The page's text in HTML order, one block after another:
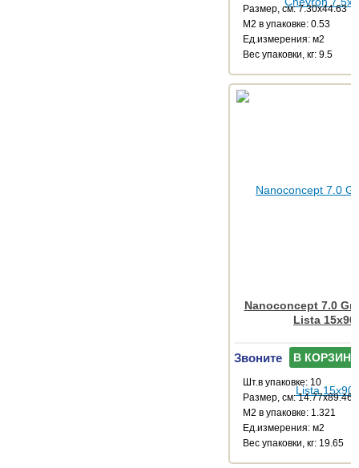
Размер, см: 7.30x44.63
М2 в упаковке: 0.53
Ед.измерения: м2
Веc упаковки, кг: 9.5
Nanoconcept 7.0
Lista 15x90
Звоните В КОРЗИНУ
Шт.в упаковке: 10
Размер, см: 14.77x89.46
М2 в упаковке: 1.321
Ед.измерения: м2
Веc упаковки, кг: 19.65